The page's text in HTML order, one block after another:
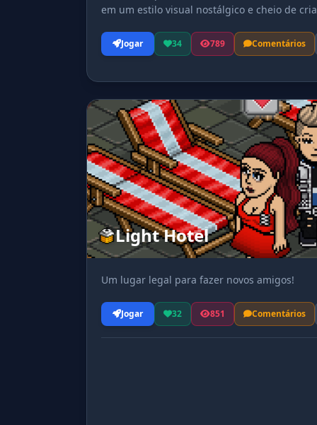
em um estilo visual nostálgico e cheio de
Jogar 34 789 Comentários
Light Hotel
Um lugar legal para fazer novos amigos!
Jogar 32 851 Comentários